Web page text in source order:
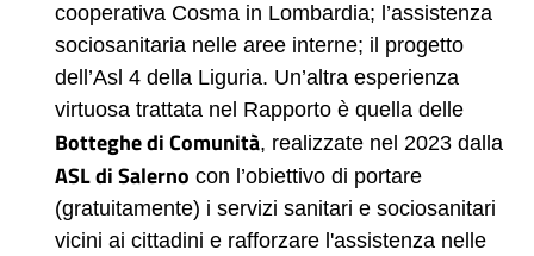
cooperativa Cosma in Lombardia; l’assistenza
sociosanitaria nelle aree interne; il progetto
dell’Asl 4 della Liguria. Un’altra esperienza
virtuosa trattata nel Rapporto è quella delle
Botteghe di Comunità, realizzate nel 2023 dalla
ASL di Salerno con l’obiettivo di portare
(gratuitamente) i servizi sanitari e sociosanitari
vicini ai cittadini e rafforzare l'assistenza nelle